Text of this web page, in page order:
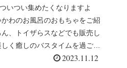
いつい集めたくなりますよ
わのお風呂のおもちゃをご紹
、トイザらスなどでも販売し
く癒しのバスタイムを過ごし
2023.11.12